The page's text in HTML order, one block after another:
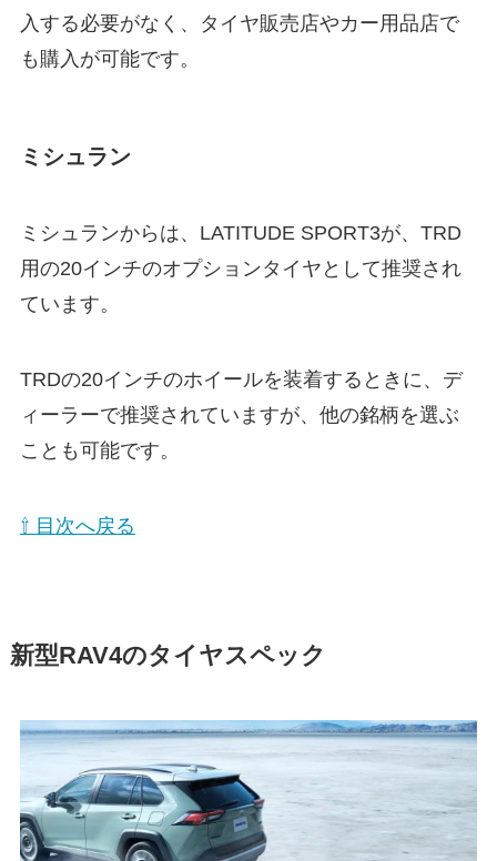
入する必要がなく、タイヤ販売店やカー用品店で
も購入が可能です。
ミシュラン
ミシュランからは、 LATITUDE SPORT3が、TRD
用の20インチのオプションタイヤとして推奨され
ています。
TRDの20インチのホイールを装着するときに、デ
ィーラーで推奨されていますが、他の銘柄を選ぶ
ことも可能です。
⇧ 目次へ戻る
新型RAV4のタイヤスペック